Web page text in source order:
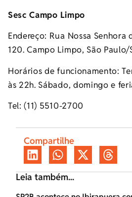
Sesc Campo Limpo
Endereço: Rua Nossa Senhora
120. Campo Limpo, São Paulo/
Horários de funcionamento:
às 22h. Sábado, domingo e
Tel: (11) 5510-2700
Compartilhe
Leia também...